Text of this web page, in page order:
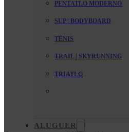
PENTATLO MODERNO
SUP | BODYBOARD
TÉNIS
TRAIL | SKYRUNNING
TRIATLO
ALUGUER